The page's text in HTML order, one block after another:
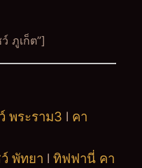
ภูเก็ต”]
พระราม3 l คา
พัทยา l ทิฟฟานี่ คา